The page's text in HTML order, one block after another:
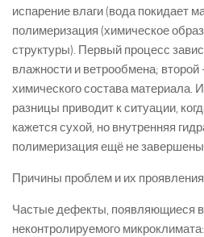
испарение влаги (вода покидает
полимеризация (химическое
структуры). Первый процесс
влажности и ветрообмена;
химического состава материала.
разницы приводит к ситуации,
кажется сухой, но внутренняя
полимеризация ещё не
Причины проблем и их проявления
Частые дефекты, появляющиеся в
неконтролируемого микроклимата: